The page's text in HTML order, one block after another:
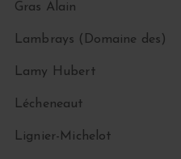
Gras Alain
Lambrays (Domaine des)
Lamy Hubert
Lécheneaut
Lignier-Michelot